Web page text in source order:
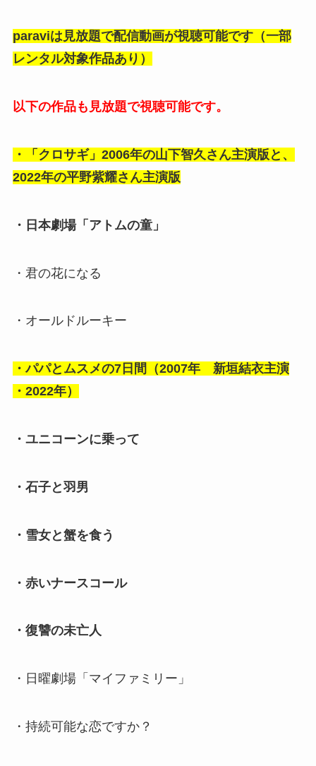
paraviは見放題で配信動画が視聴可能です（一部
レンタル対象作品あり）
以下の作品も見放題で視聴可能です。
・「クロサギ」2006年の山下智久さん主演版と、
2022年の平野紫耀さん主演版
・日本劇場「アトムの童」
・君の花になる
・オールドルーキー
・パパとムスメの7日間（2007年 新垣結衣主演
・2022年）
・ユニコーンに乗って
・石子と羽男
・雪女と蟹を食う
・赤いナースコール
・復讐の未亡人
・日曜劇場「マイファミリー」
・持続可能な恋ですか？